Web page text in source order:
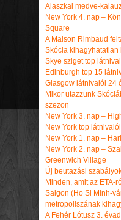
Alaszkai medve-
New York 4. nap –
Square
A Maison Rimbaud
Skócia
Skye sziget top
Edinburgh top 15
Glasgow látnivalói 24
Mikor utazzunk
szezon
New York 3. nap –
New York top
New York 1. nap –
New York 2. nap –
Greenwich Village
Új beutazási
Minden, amit az ETA-
Saigon (Ho Si Minh-
metropoliszának
A Fehér Lótusz 3.